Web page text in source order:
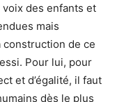
des enfants et
mais
construction de ce
Pour lui, pour
et d’égalité, il faut
dès le plus